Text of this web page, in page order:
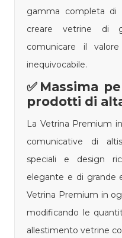
gamma completa
creare vetrine di
comunicare il
inequivocabile.
✅Massima
prodotti di
La Vetrina Premium
comunicative di
speciali e design
elegante e di grande
Vetrina Premium in
modificando le
allestimento vetrine